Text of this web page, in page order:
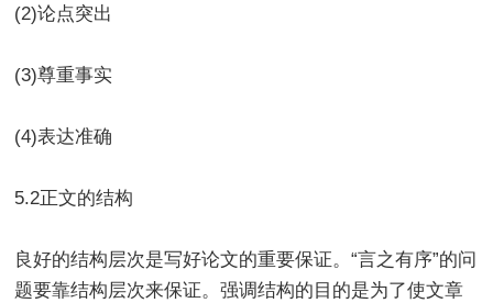
(2)论点突出
(3)尊重事实
(4)表达准确
5.2正文的结构
良好的结构层次是写好论文的重要保证。“言之有序”的问
题要靠结构层次来保证。强调结构的目的是为了使文章